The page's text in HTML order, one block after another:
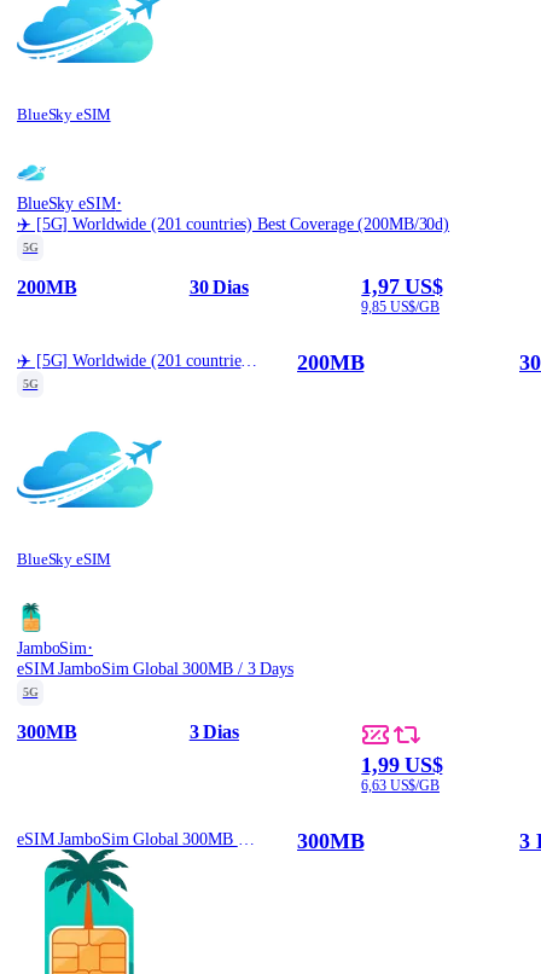
BlueSky eSIM
BlueSky eSIM·
✈️ [5G] Worldwide (201 countries) Best Coverage (200MB/30d)
5G
200MB 30 Dias 1,97 US$
9,85 US$/GB
✈️ [5G] Worldwide (201 countries) Best Coverage (200MB/30d)
5G
BlueSky eSIM
200MB
JamboSim·
eSIM JamboSim Global 300MB / 3 Days
5G
300MB 3 Dias
1,99 US$
6,63 US$/GB
300MB 3